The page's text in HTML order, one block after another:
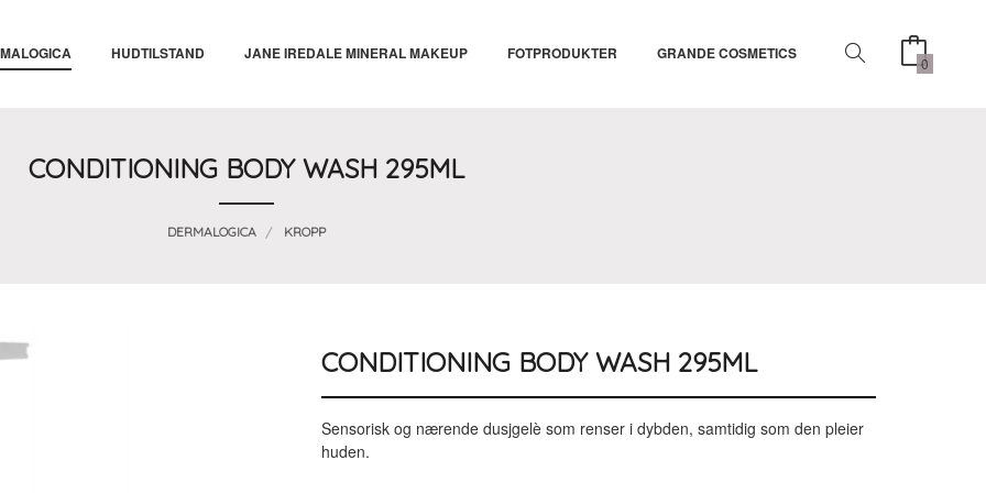
HUDTILSTAND JANE IREDALE MINERAL MAKEUP FOTPRODUKTER GRANDE COSMETICS
0
CONDITIONING BODY WASH 295ML
DERMALOGICA KROPP
CONDITIONING BODY WASH 295ML
Sensorisk og nærende dusjgelè som renser i dybden, samtidig som den pleier
huden.